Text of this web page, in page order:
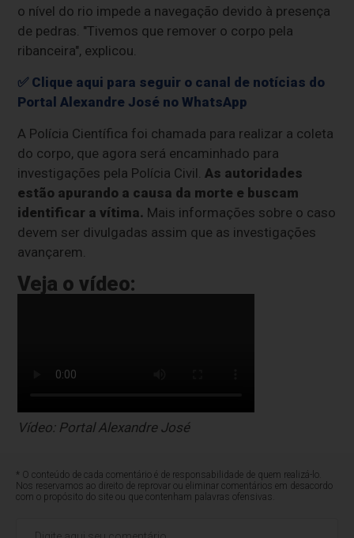
o nível do rio impede a navegação devido à presença
de pedras. "Tivemos que remover o corpo pela
ribanceira", explicou.
✅ Clique aqui para seguir o canal de notícias do
Portal Alexandre José no WhatsApp
A Polícia Científica foi chamada para realizar a coleta
do corpo, que agora será encaminhado para
investigações pela Polícia Civil.As autoridades
estão apurando a causa da morte e buscam
identificar a vítima. Mais informações sobre o caso
devem ser divulgadas assim que as investigações
avançarem.
Veja o vídeo:
Vídeo: Portal Alexandre José
* O conteúdo de cada comentário é de responsabilidade de quem realizá-lo.
Nos reservamos ao direito de reprovar ou eliminar comentários em desacordo
com o propósito do site ou que contenham palavras ofensivas.